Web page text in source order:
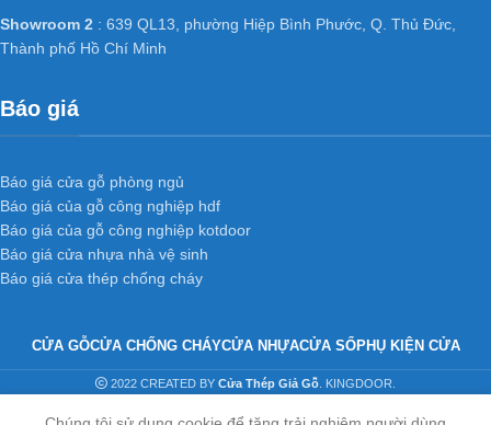
Showroom 2 : 639 QL13, phường Hiệp Bình Phước, Q. Thủ Đức,
Thành phố Hồ Chí Minh
Báo giá
Báo giá cửa gỗ phòng ngủ
Báo giá của gỗ công nghiệp hdf
Báo giá của gỗ công nghiệp kotdoor
Báo giá cửa nhựa nhà vệ sinh
Báo giá cửa thép chống cháy
CỬA GỖCỬA CHỐNG CHÁYCỬA NHỰACỬA SỔPHỤ KIỆN CỬA
2022 CREATED BY Cửa Thép Giả Gỗ . KINGDOOR.